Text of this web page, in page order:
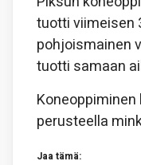
tuotti viimeisen
pohjoismainen
tuotti samaan
perusteella
Jaa tämä: